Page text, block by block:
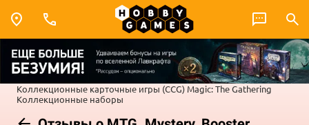
Коллекционные карточные игры (CCG) Magic: The Gathering
Коллекционные наборы